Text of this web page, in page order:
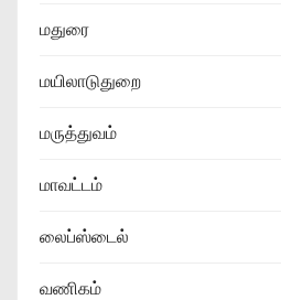
மதுரை
மயிலாடுதுறை
மருத்துவம்
மாவட்டம்
லைப்ஸ்டைல்
வணிகம்